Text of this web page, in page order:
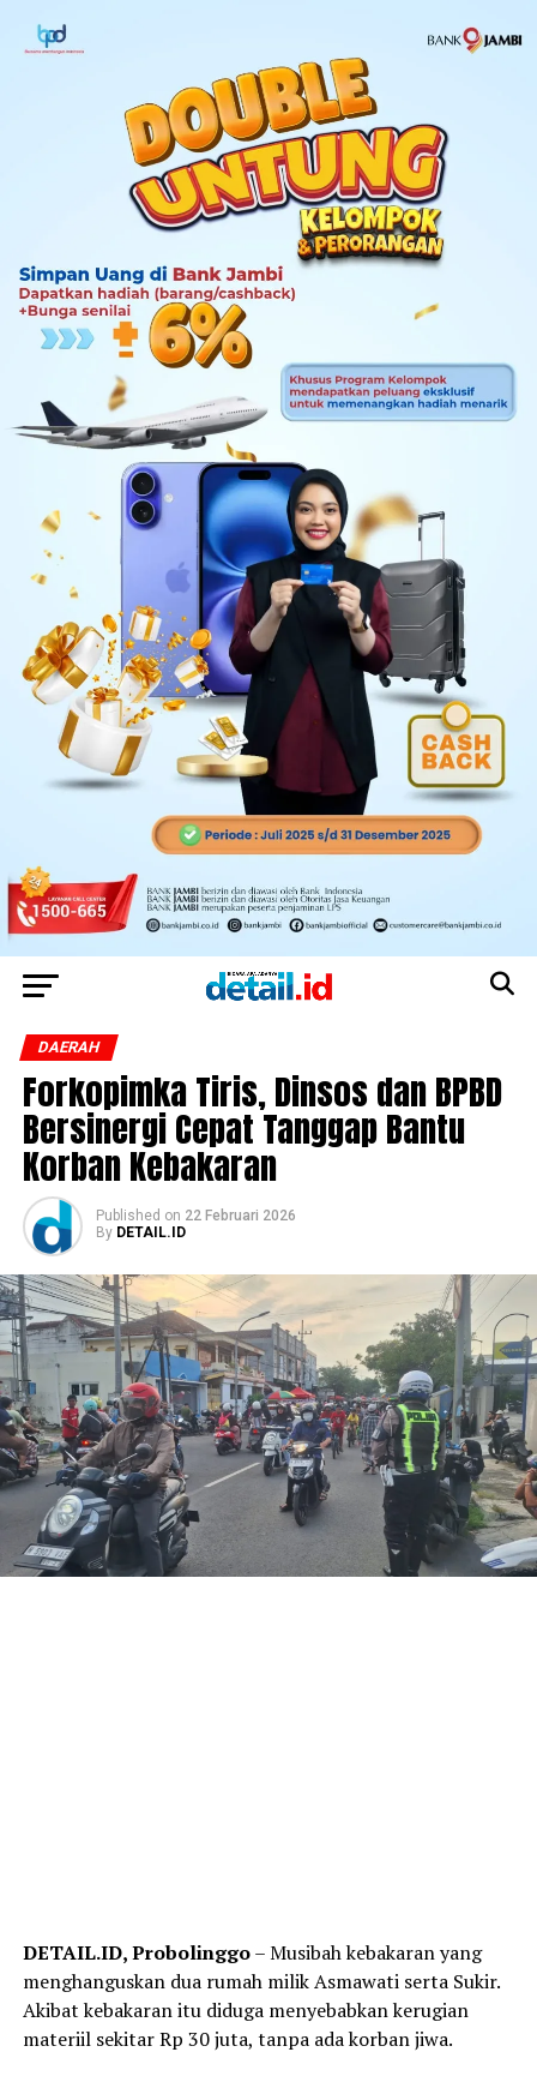
DAERAH
Forkopimka Tiris, Dinsos dan BPBD
Bersinergi Cepat Tanggap Bantu
Korban Kebakaran
Published on 22 Februari 2026
By DETAIL.ID
DETAIL.ID, Probolinggo– Musibah kebakaran yang
menghanguskan dua rumah milik Asmawati serta Sukir.
Akibat kebakaran itu diduga menyebabkan kerugian
materiil sekitar Rp 30 juta, tanpa ada korban jiwa.